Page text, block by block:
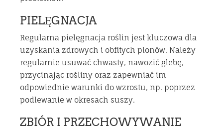
PIELĘGNACJA
Regularna pielęgnacja roślin jest kluczowa dla
uzyskania zdrowych i obfitych plonów. Należy
regularnie usuwać chwasty, nawozić glebę,
przycinając rośliny oraz zapewniać im
odpowiednie warunki do wzrostu, np. poprzez
podlewanie w okresach suszy.
ZBIÓR I PRZECHOWYWANIE